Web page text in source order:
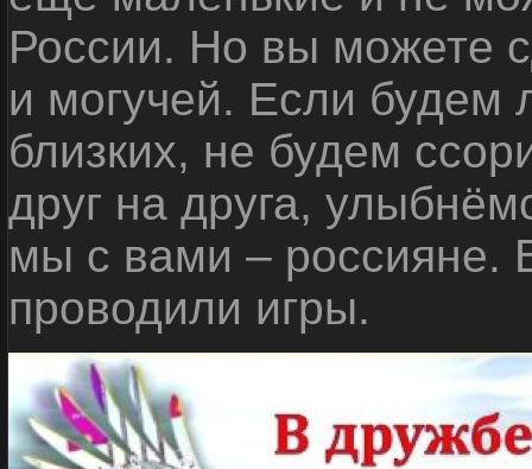
России. Но вы можете
и могучей. Если будем
близких, не будем
друг на друга,
мы с вами – россияне.
проводили игры.